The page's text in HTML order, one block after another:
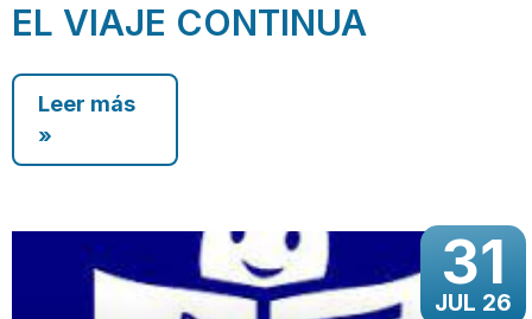
EL VIAJE CONTINUA
Leer más
»
31
JUL 26